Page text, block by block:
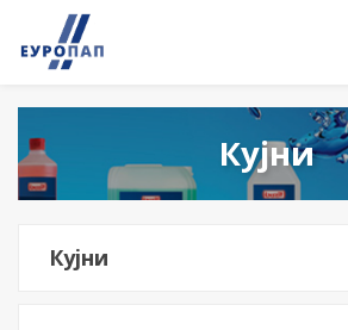
Кујни
Кујни